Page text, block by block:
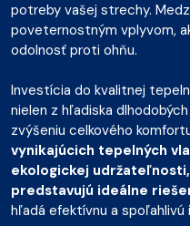
potreby vašej strechy.
poveternostným vplyvom,
odolnosť proti ohňu.
Investícia do kvalitnej
nielen z hľadiska
zvýšeniu celkového
vynikajúcich tepelných
ekologickej
predstavujú ideálne
hľadá efektívnu a